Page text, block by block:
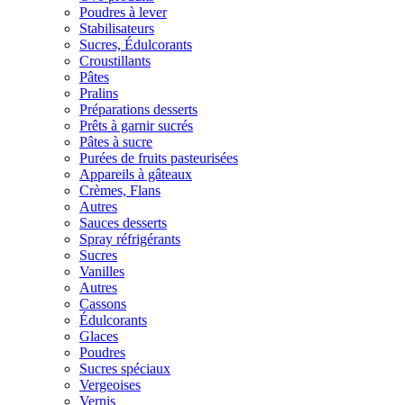
Poudres à lever
Stabilisateurs
Sucres, Édulcorants
Croustillants
Pâtes
Pralins
Préparations desserts
Prêts à garnir sucrés
Pâtes à sucre
Purées de fruits pasteurisées
Appareils à gâteaux
Crèmes, Flans
Autres
Sauces desserts
Spray réfrigérants
Sucres
Vanilles
Autres
Cassons
Édulcorants
Glaces
Poudres
Sucres spéciaux
Vergeoises
Vernis